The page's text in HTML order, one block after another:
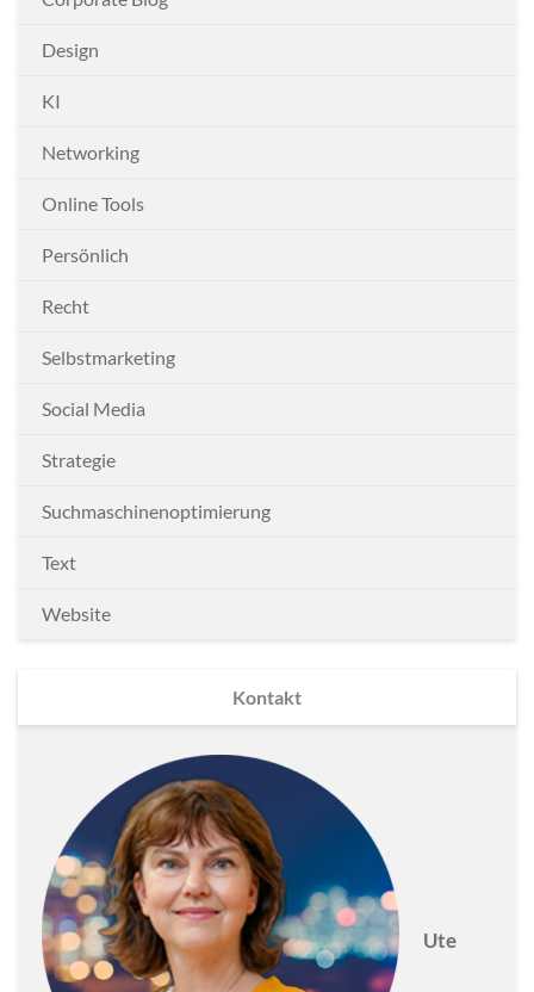
Design
KI
Networking
Online Tools
Persönlich
Recht
Selbstmarketing
Social Media
Strategie
Suchmaschinenoptimierung
Text
Website
Kontakt
Ute